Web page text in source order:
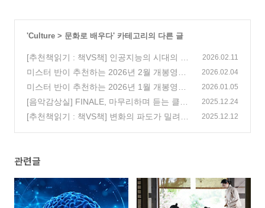
'Culture > 문화로 배우다' 카테고리의 다른 글
[추천책읽기 : 책VS책] 인공지능의 시대의 인
간지능, 인간의 뇌를 얼마나 신뢰할 수 있을
까?
(44)
2026.02.11
미스터 반이 추천하는 2026년 2월 개봉영화
(173)
2026.02.04
미스터 반이 추천하는 2026년 1월 개봉영화
(161)
2026.01.05
[음악감상실] FINALE, 마무리하며 듣는 클래
식 음악
(0)
2025.12.24
[추천책읽기 : 책VS책] 변화의 파도가 밀려오
2025.12.12
관련글